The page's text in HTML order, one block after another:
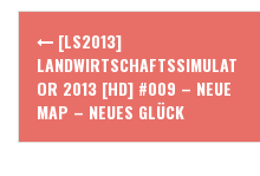
Post
navigation
[LS2013]
LANDWIRTSCHAFTSSIMULAT
OR 2013 [HD] #009 – NEUE
MAP – NEUES GLÜCK